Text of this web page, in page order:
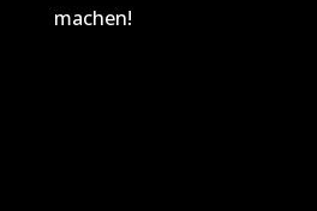
machen!